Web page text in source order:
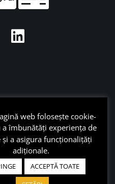
web folosește cookie-
îmbunătăți experiența de
și a asigura funcționalițăți
adiționale.
ACCEPTĂ TOATE